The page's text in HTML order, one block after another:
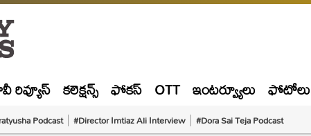
రివ్యూస్ కలెక్షన్స్ ఫోకస్ OTT ఇంటర్వ్యూలు ఫోటోలు
Podcast #Director Imtiaz Ali Interview #Dora Sai Teja Podcast